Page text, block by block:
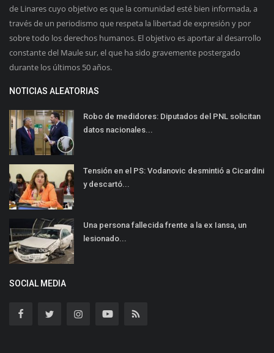
de Linares cuyo objetivo es que la comunidad esté bien informada, a
través de un periodismo que respeta la libertad de expresión y por
sobre todo los derechos humanos. El objetivo es aportar al desarrollo
constante del Maule sur, el que ha sido gravemente postergado
durante los últimos 50 años.
NOTICIAS ALEATORIAS
Robo de medidores: Diputados del PNL solicitan
datos nacionales...
Tensión en el PS: Vodanovic desmintió a Cicardini
y descartó...
Una persona fallecida frente a la ex Iansa, un
lesionado...
SOCIAL MEDIA